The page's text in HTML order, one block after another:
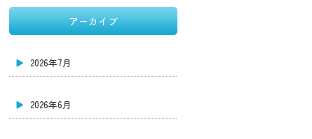
アーカイブ
2026年7月
2026年6月